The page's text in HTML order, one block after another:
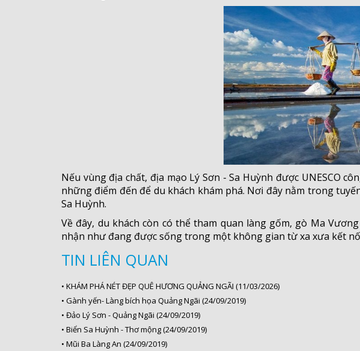
Nếu vùng địa chất, địa mạo Lý Sơn - Sa Huỳnh được UNESCO
những điểm đến để du khách khám phá. Nơi đây nằm trong
Sa Huỳnh.
Về đây, du khách còn có thể tham quan làng gốm, gò Ma
nhận như đang được sống trong một không gian từ xa xưa kết
TIN LIÊN QUAN
• KHÁM PHÁ NÉT ĐẸP QUÊ HƯƠNG QUẢNG NGÃI (11/03/2026)
• Gành yến- Làng bích họa Quảng Ngãi (24/09/2019)
• Đảo Lý Sơn - Quảng Ngãi (24/09/2019)
• Biển Sa Huỳnh - Thơ mộng (24/09/2019)
• Mũi Ba Làng An (24/09/2019)